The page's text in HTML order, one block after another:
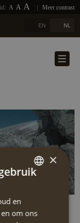
A A A Meer contrast
NL
EN
×
en
om ons